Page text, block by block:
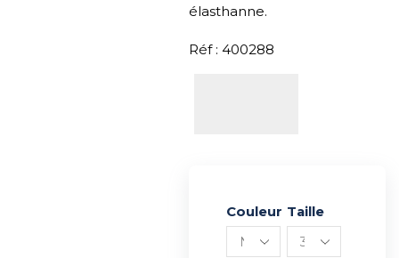
élasthanne.
Réf : 400288
Couleur Taille
Alternative: